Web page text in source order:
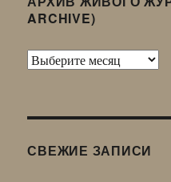
ARCHIVE)
Архив
LJ
СВЕЖИЕ ЗАПИСИ